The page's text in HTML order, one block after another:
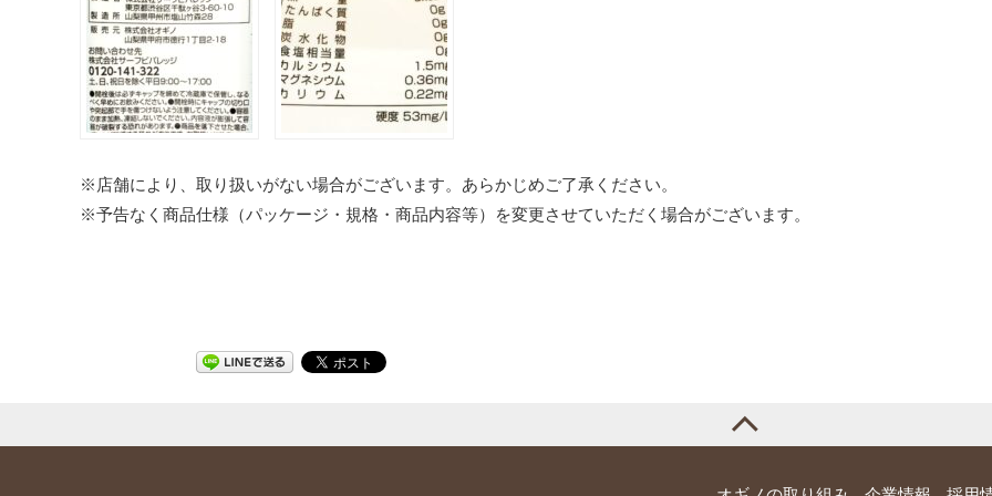
※店舗により、取り扱いがない場合がございます。あらかじめご了承ください。
※予告なく商品仕様（パッケージ・規格・商品内容等）を変更させていただく場合がございます。